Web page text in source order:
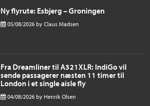
Ny flyrute: Esbjerg – Groningen
05/08/2026 by Claus Madsen
Fra Dreamliner til A321XLR: IndiGo vil
sende passagerer næsten 11 timer til
London i et single aisle fly
04/08/2026 by Henrik Olsen